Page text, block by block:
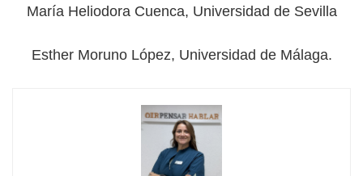
María Heliodora Cuenca, Universidad de Sevilla
Esther Moruno López, Universidad de Málaga.